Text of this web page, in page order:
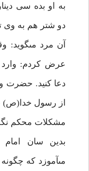
به او بده سى
دو شتر هم به وى
آن مرد مى‏گويد:
عرض كردم:
دعا كنيد. حضرت
از رسول خدا(ص)
مشكلات محكم نگه
بدين سان امام
مى‏آموزد كه